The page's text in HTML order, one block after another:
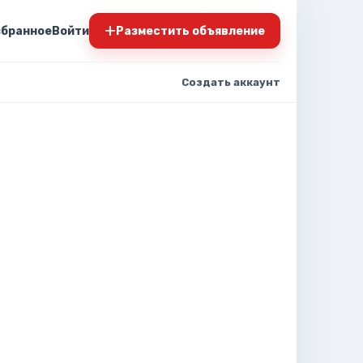
Войти + Разместить объявление
Создать аккаунт